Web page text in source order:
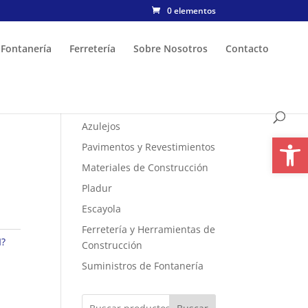
0 elementos
Fontanería Ferretería Sobre Nosotros Contacto
Azulejos
Pavimentos y Revestimientos
Materiales de Construcción
Pladur
Escayola
Ferretería y Herramientas de
Construcción
Suministros de Fontanería